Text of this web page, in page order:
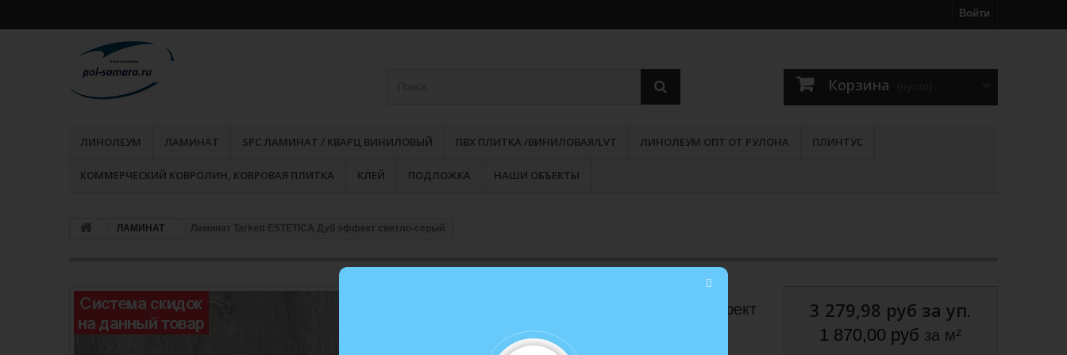
Войти
Корзина
ЛИНОЛЕУМ ЛАМИНАТ SPC ЛАМИНАТ / КВАРЦ ВИНИЛОВЫЙ ПВХ ПЛИТКА /ВИНИЛОВАЯ/LVT ЛИНОЛЕУМ ОПТ ОТ РУЛОНА ПЛИНТУС
КОММЕРЧЕСКИЙ КОВРОЛИН, КОВРОВАЯ ПЛИТКА КЛЕЙ ПОДЛОЖКА НАШИ ОБЪЕКТЫ
ЛАМИНАТ Ламинат Tarkett ESTETICA Дуб эффект светло-серый
Ламинат Tarkett ESTETICA Дуб эффект
светло-серый
3 279,98 руб за уп.
1 870,00 руб за м²